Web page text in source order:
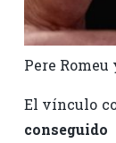
Pere Romeu
El vínculo